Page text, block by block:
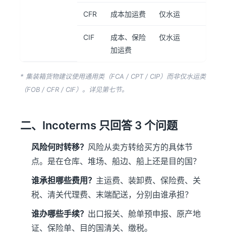
CFR 成本加运费 仅水运
CIF
成本、保险
加运费
仅水运
* 集装箱货物建议使用通用类（FCA / CPT / CIP）而非仅水运类
（FOB / CFR / CIF）。详见第七节。
二、Incoterms 只回答 3 个问题
风险何时转移？ 风险从卖方转给买方的具体节
点。是在仓库、堆场、船边、船上还是目的国？
谁承担哪些费用？ 主运费、装卸费、保险费、关
税、清关代理费、末端配送，分别由谁承担？
谁办哪些手续？ 出口报关、舱单预申报、原产地
证、保险单、目的国清关、缴税。